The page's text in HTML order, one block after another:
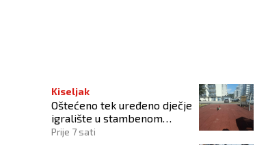
Kiseljak
Oštećeno tek uređeno dječje
igralište u stambenom
naselju
Prije 7 sati